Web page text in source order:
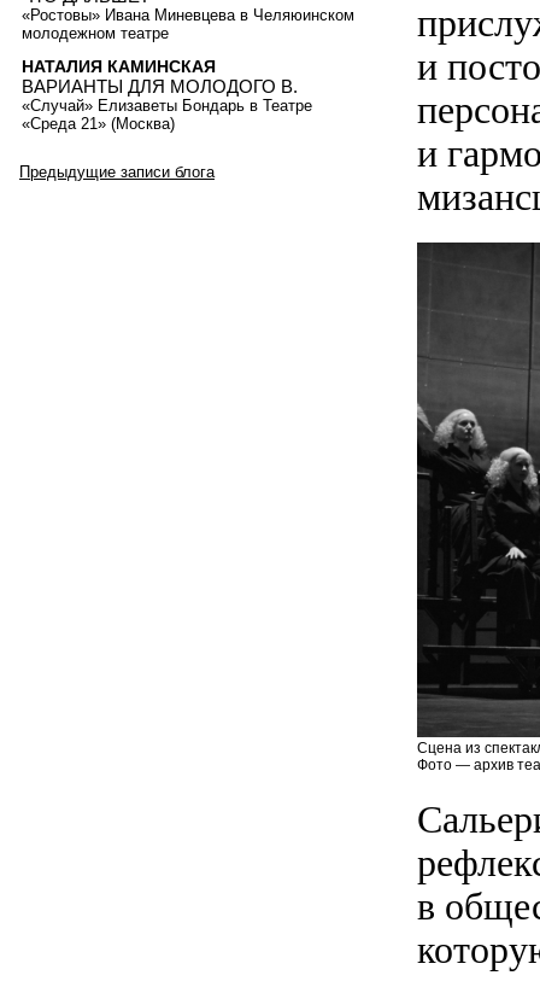
и
и
Сцена из
Фото — архив
в
«Ростовы» Ивана Миневцева в Челяюинском
молодежном театре
НАТАЛИЯ КАМИНСКАЯ
ВАРИАНТЫ ДЛЯ МОЛОДОГО В.
«Случай» Елизаветы Бондарь в Театре
«Среда 21» (Москва)
Предыдущие записи блога